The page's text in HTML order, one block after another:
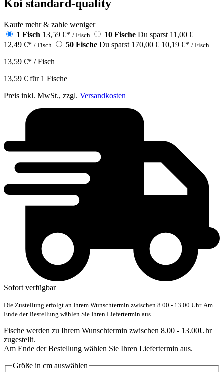
Koi standard-quality
Kaufe mehr & zahle weniger
1 Fisch 13,59 €* / Fisch 10 Fische Du sparst 11,00 €
12,49 €* / Fisch 50 Fische Du sparst 170,00 € 10,19 €* / Fisch
13,59 €* / Fisch
13,59 € für 1 Fische
Preis inkl. MwSt., zzgl. Versandkosten
Sofort verfügbar
Die Zustellung erfolgt an Ihrem Wunschtermin zwischen 8.00 - 13.00 Uhr. Am
Ende der Bestellung wählen Sie Ihren Liefertermin aus.
Fische werden zu Ihrem Wunschtermin zwischen 8.00 - 13.00Uhr
zugestellt.
Am Ende der Bestellung wählen Sie Ihren Liefertermin aus.
Größe in cm auswählen